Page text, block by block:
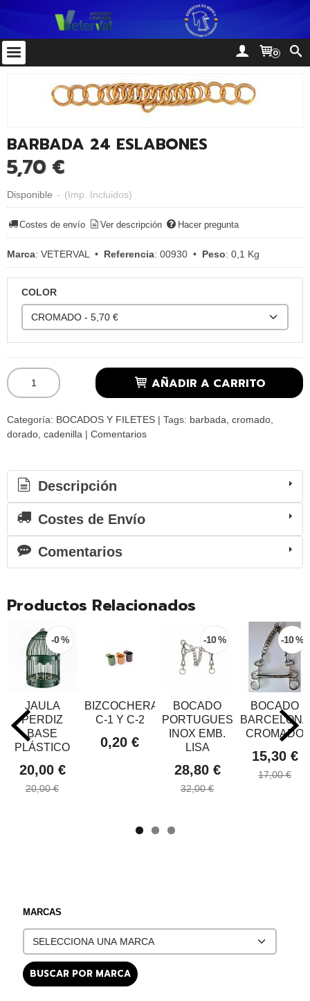
0
MARCAS
BARBADA 24 ESLABONES
5,70 €
Disponible - (Imp. Incluidos)
Costes de envío Ver descripción Hacer pregunta
Marca: VETERVAL• Referencia: 00930 • Peso: 0,1 Kg
COLOR
AÑADIR A CARRITO
Categoría: BOCADOS Y FILETES | Tags: barbada cromado
dorado cadenilla | Comentarios
Descripción
Costes de Envío
Comentarios
Productos Relacionados
-0 %
JAULA
PERDIZ
BASE
PLÁSTICO
20,00 €
20,00 €
BIZCOCHERA
C-1 Y C-2
0,20 €
-10 %
BOCADO
PORTUGUES
INOX EMB.
LISA
28,80 €
32,00 €
-10 %
BOCADO
BARCELONA
CROMADO
15,30 €
17,00 €